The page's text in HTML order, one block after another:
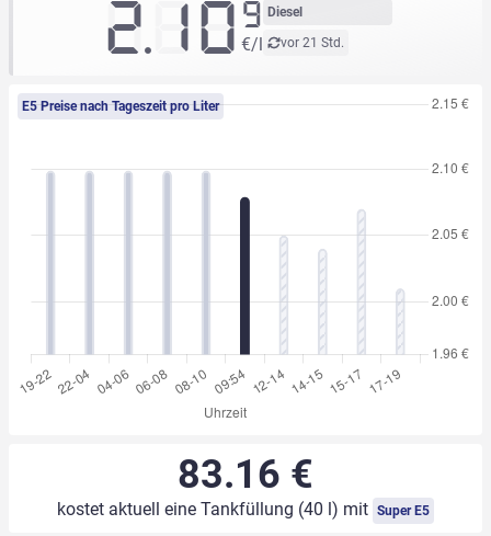
Diesel
vor 21 Std.
2.109
€/l
E5 Preise nach Tageszeit pro Liter
83.16 €
kostet aktuell eine Tankfüllung (40 l) mit Super E5